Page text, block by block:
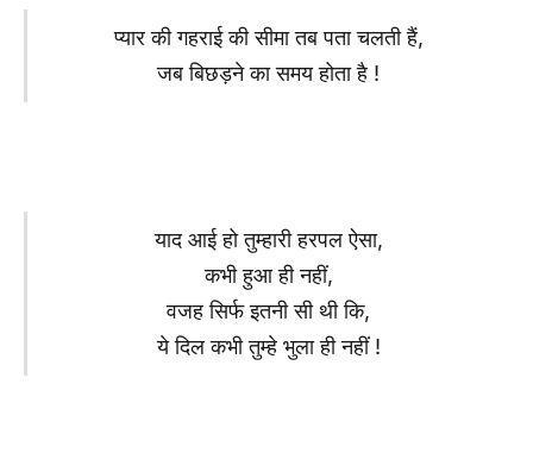
प्यार की गहराई की सीमा तब पता चलती हैं,
जब बिछड़ने का समय होता है !
याद आई हो तुम्हारी हरपल ऐसा,
कभी हुआ ही नहीं,
वजह सिर्फ इतनी सी थी कि,
ये दिल कभी तुम्हे भुला ही नहीं !